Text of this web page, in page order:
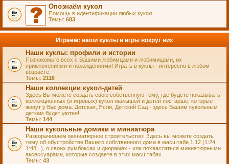
Опознаём кукол
Помощь в идентификации любых кукол
Темы: 683
Играем: наши куклы и игры вокруг них
Наши куклы: профили и истории
Познакомьте всех с Вашими любимцами и любимицами, их
приключениями и похождениями! Играть в куклы - интересно в любом
возрасте.
Темы: 2116
Наши коллекции кукол-детей
Здесь Вы можете создать свою собственную тему, где будете показывать
коллекционных (и игровых) кукол-малышей и детей постарше, которые
живут у Вас дома. Детская, Ясли, Детский Сад - здесь Вашим кукольным
деткам будет уютно!
Темы: 144
Наши кукольные домики и миниатюра
Разворачиваем миниатюрное строительство! Здесь вы можете создать
тему об обустройстве Вашего собственного дома в масштабе 1:12 (1:24,
1:48...), о своих румбоксах и диорамах - или похвастаться миниатюрными
аксессуарами, которые создаете в этих масштабах.
Темы: 43